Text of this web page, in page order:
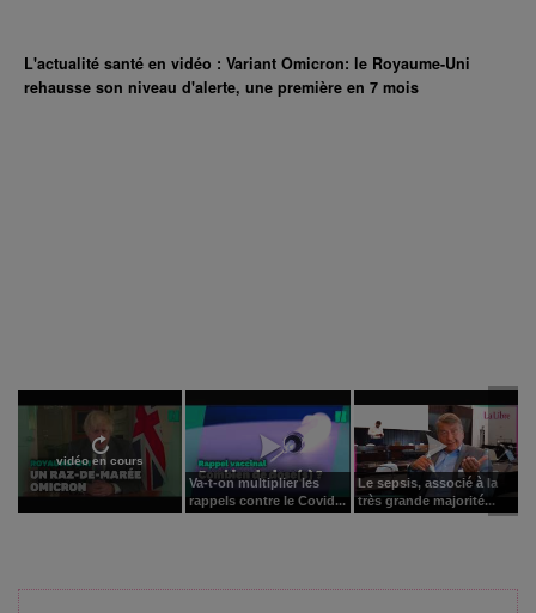
L'actualité santé en vidéo : Variant Omicron: le Royaume-Uni
rehausse son niveau d'alerte, une première en 7 mois
vidéo en cours
Va-t-on multiplier les
rappels contre le Covid...
Le sepsis, associé à la
très grande majorité...